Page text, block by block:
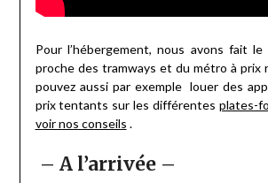
Pour l’hébergement, nous avons fait le
proche des tramways et du métro à prix
pouvez aussi par exemple louer des
prix tentants sur les différentes plates-
voir nos conseils .
– A l’arrivée –